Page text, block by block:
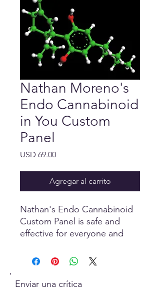
Nathan Moreno's
Endo Cannabinoid
in You Custom
Panel
USD 69.00Precio
Agregar al carrito
Nathan's Endo Cannabinoid
Custom Panel is safe and
effective for everyone and
plants! Nathan has had
Custom Panel. Everything is
Enviar una crítica